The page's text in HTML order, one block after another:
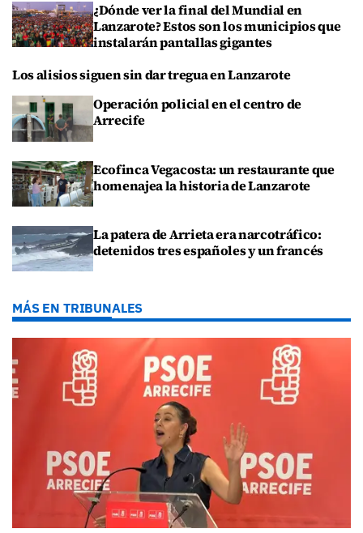
¿Dónde ver la final del Mundial en
Lanzarote? Estos son los municipios que
instalarán pantallas gigantes
Los alisios siguen sin dar tregua en Lanzarote
Operación policial en el centro de
Arrecife
Ecofinca Vegacosta: un restaurante que
homenajea la historia de Lanzarote
La patera de Arrieta era narcotráfico:
detenidos tres españoles y un francés
MÁS EN TRIBUNALES